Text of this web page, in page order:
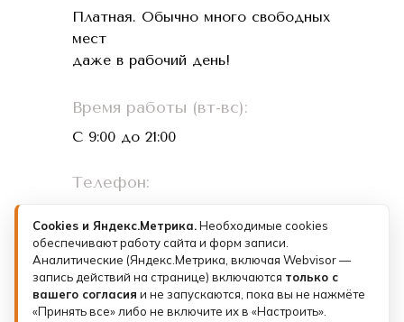
Телефон:
Время работы (вт-вс):
С 9:00 до 21:00
Платная. Обычно много свободных
мест
даже в рабочий день!
Политика конфиденциальности
Лицензии и документы
Cookies и Яндекс.Метрика.Необходимые cookies
обеспечивают работу сайта и форм записи.
Аналитические (Яндекс.Метрика, включая Webvisor —
запись действий на странице) включаются только с
вашего согласия и не запускаются, пока вы не нажмёте
«Принять все» либо не включите их в «Настроить».